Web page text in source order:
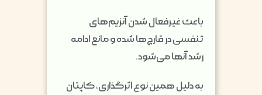
باعث غیرفعال شدن آنزیم‌های
تنفسی در قارچ‌ها شده و مانع ادامه
رشد آنها می‌شود.
به دلیل همین نوع اثرگذاری، کاپتان